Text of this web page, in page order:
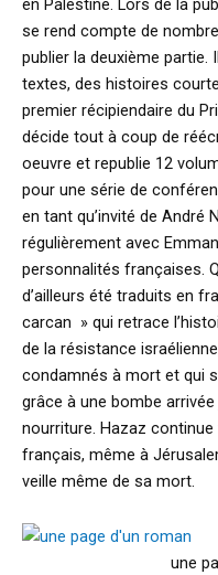
en Palestine. Lors de la
se rend compte de
publier la deuxième partie.
textes, des histoires
premier récipiendaire du
décide tout à coup de
oeuvre et republie 12
pour une série de
en tant qu’invité de André
régulièrement avec
personnalités françaises.
d’ailleurs été traduits en
carcan » qui retrace
de la résistance
condamnés à mort et qui
grâce à une bombe
nourriture. Hazaz
français, même à
veille même de sa mort.
une